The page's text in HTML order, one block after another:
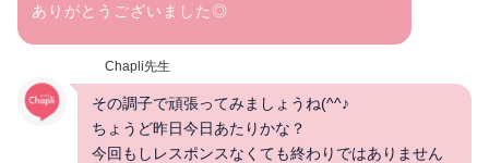
ありがとうございました◎
Chapli先生
その調子で頑張ってみましょうね(^^♪
ちょうど昨日今日あたりかな？
今回もしレスポンスなくても終わりではありません